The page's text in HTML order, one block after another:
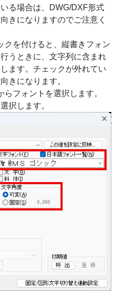
る場合は、DWG/DXF形式
きになりますのでご注意く
クを付けると、縦書きフォン
うときに、文字列に含まれ
ます。チェックが外れてい
きになります。
らフォントを選択します。
択します。